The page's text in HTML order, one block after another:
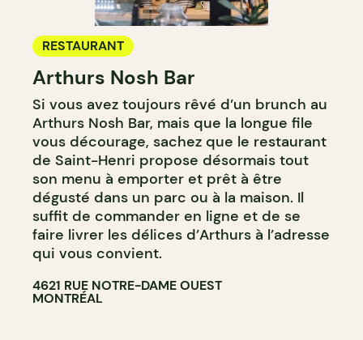
RESTAURANT
Arthurs Nosh Bar
Si vous avez toujours rêvé d’un brunch au
Arthurs Nosh Bar, mais que la longue file
vous décourage, sachez que le restaurant
de Saint-Henri propose désormais tout
son menu à emporter et prêt à être
dégusté dans un parc ou à la maison. Il
suffit de commander en ligne et de se
faire livrer les délices d’Arthurs à l’adresse
qui vous convient.
4621 RUE NOTRE-DAME OUEST
MONTRÉAL